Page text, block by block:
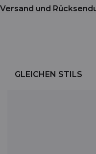
Versand und
GLEICHEN STILS